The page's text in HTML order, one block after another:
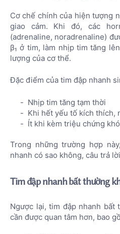
Cơ chế chính của hiện tượng
giao cảm. Khi đó, các
(adrenaline, noradrenaline)
β₁ ở tim, làm nhịp tim tăng
lượng của cơ thể.
Đặc điểm của tim đập nhanh
Nhịp tim tăng tạm thời
Khi hết yếu tố kích thích,
Ít khi kèm triệu chứng
Trong những trường hợp
nhanh có sao không, câu trả
Tim đập nhanh bất thường
Ngược lại, tim đập nhanh bất
cần được quan tâm hơn, bao